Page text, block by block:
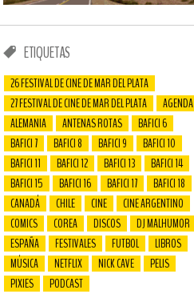
ETIQUETAS
26 FESTIVAL DE CINE DE MAR DEL PLATA
27 FESTIVAL DE CINE DE MAR DEL PLATA
AGENDA
ALEMANIA
ANTENAS ROTAS
BAFICI 6
BAFICI 7
BAFICI 8 BAFICI 9
BAFICI 10
BAFICI 11
BAFICI 12 BAFICI 13
BAFICI 14
BAFICI 15
BAFICI 16 BAFICI 17
BAFICI 18
CANADÁ
CHILE CINE
CINE ARGENTINO
COMICS
COREA DISCOS
DJ MALHUMOR
ESPAÑA
FESTIVALES FUTBOL
LIBROS
MÚSICA
NETFLIX NICK CAVE
PELIS
PIXIES
PODCAST